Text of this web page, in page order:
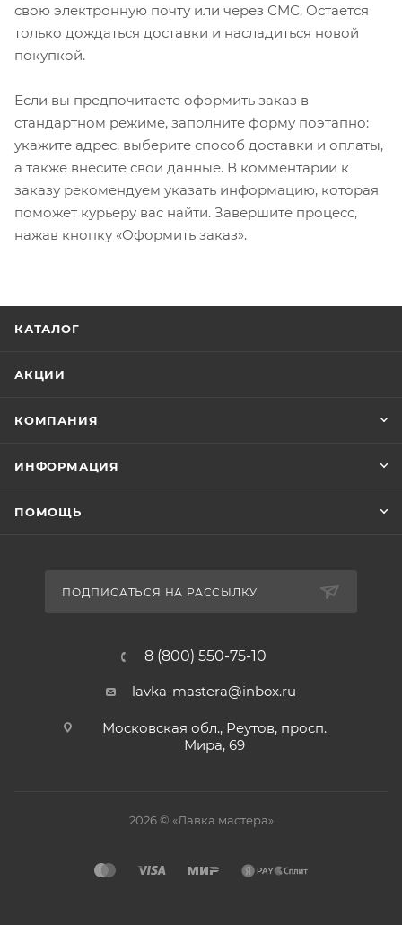
свою электронную почту или через СМС. Остается
только дождаться доставки и насладиться новой
покупкой.
Если вы предпочитаете оформить заказ в
стандартном режиме, заполните форму поэтапно:
укажите адрес, выберите способ доставки и оплаты,
а также внесите свои данные. В комментарии к
заказу рекомендуем указать информацию, которая
поможет курьеру вас найти. Завершите процесс,
нажав кнопку «Оформить заказ».
КАТАЛОГ
АКЦИИ
КОМПАНИЯ
ИНФОРМАЦИЯ
ПОМОЩЬ
ПОДПИСАТЬСЯ НА РАССЫЛКУ
8 (800) 550-75-10
lavka-mastera@inbox.ru
Московская обл., Реутов, просп.
Мира, 69
2026 © «Лавка мастера»